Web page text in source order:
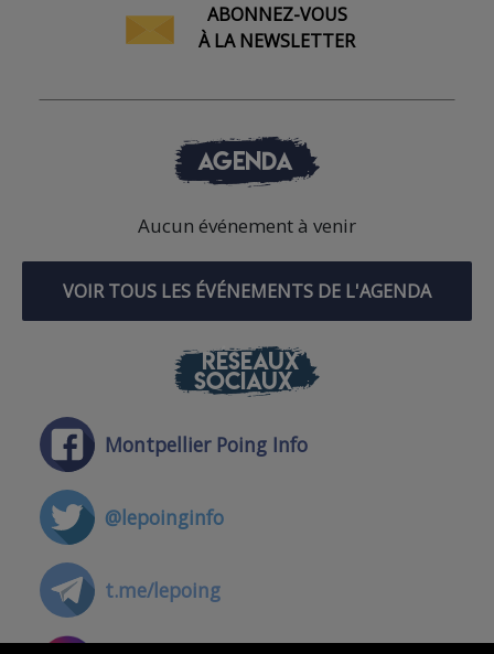
ABONNEZ-VOUS
À LA NEWSLETTER
AGENDA
Aucun événement à venir
VOIR TOUS LES ÉVÉNEMENTS DE L'AGENDA
RÉSEAUX
SOCIAUX
Montpellier Poing Info
@lepoinginfo
t.me/lepoing